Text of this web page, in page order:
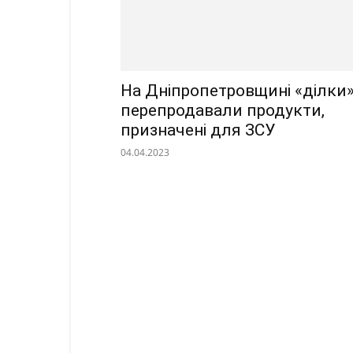
На Дніпропетровщині «ділки»
перепродавали продукти,
призначені для ЗСУ
04.04.2023